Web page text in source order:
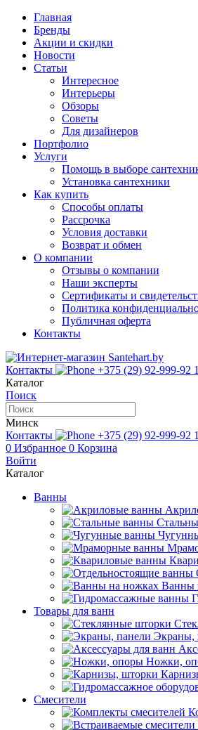
Главная
Бренды
Акции и скидки
Новости
Статьи
Интересное
Интерьеры
Обзоры
Советы
Для дизайнеров
Портфолио
Услуги
Помощь в выборе
Установка сантехники
Как купить
Способы оплаты
Рассрочка
Условия доставки
Возврат и обмен
О компании
Отзывы о компании
Наши эксперты
Сертификаты и
Политика
Публичная оферта
Контакты
Контакты +375 (29) 92-999-92
Каталог
Поиск
Минск
Контакты
+375 (29) 92-999-92
0 Избранное 0 Корзина
Войти
Каталог
Ванны
Ванны
Товары для ванн
Экраны,
Ножки,
Смесители